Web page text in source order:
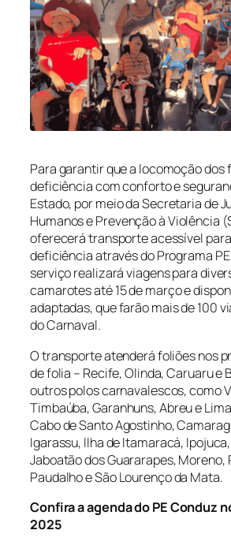
Para garantir que a locomoção dos
deficiência com conforto e
Estado, por meio da Secretaria de
Humanos e Prevenção à Violência
oferecerá transporte acessível
deficiência através do Programa
serviço realizará viagens para
camarotes até 15 de março e
adaptadas, que farão mais de 100
do Carnaval.
O transporte atenderá foliões nos
de folia – Recife, Olinda, Caruaru e
outros polos carnavalescos, como
Timbaúba, Garanhuns, Abreu e
Cabo de Santo Agostinho,
Igarassu, Ilha de Itamaracá,
Jaboatão dos Guararapes, Moreno,
Paudalho e São Lourenço da Mata.
Confira a agenda do PE Conduz
2025